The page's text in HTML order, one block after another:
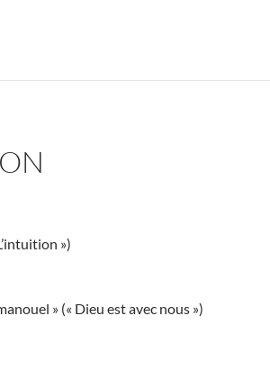
»)
» (« Dieu est avec nous »)